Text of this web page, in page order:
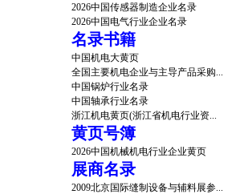
2026中国传感器制造企业名录
2026中国电气行业企业名录
名录书籍
中国机电大黄页
全国主要机电企业与主导产品采购...
中国锅炉行业名录
中国轴承行业名录
浙江机电黄页(浙江省机电行业资...
黄页号簿
2026中国机械机电行业企业黄页
展商名录
2009北京国际缝制设备与辅料展参...